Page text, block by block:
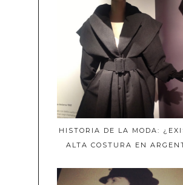
HISTORIA DE LA MODA:
ALTA COSTURA EN